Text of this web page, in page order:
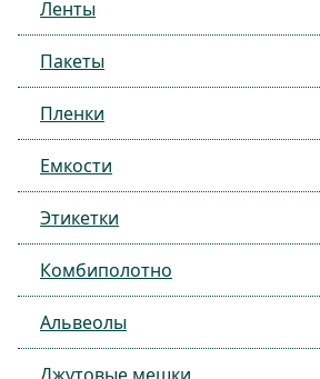
Ленты
Пакеты
Пленки
Емкости
Этикетки
Комбиполотно
Альвеолы